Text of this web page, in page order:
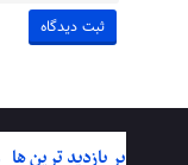
پر بازدید ترین ها